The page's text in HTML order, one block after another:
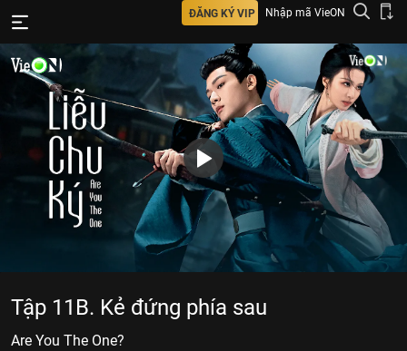
ĐĂNG KÝ VIP Nhập mã VieON
Tập 11B. Kẻ đứng phía sau
Are You The One?